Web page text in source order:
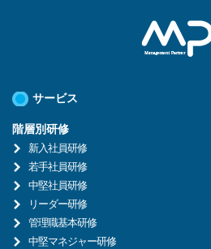
サービス
階層別研修
新入社員研修
若手社員研修
中堅社員研修
リーダー研修
管理職基本研修
中堅マネジャー研修